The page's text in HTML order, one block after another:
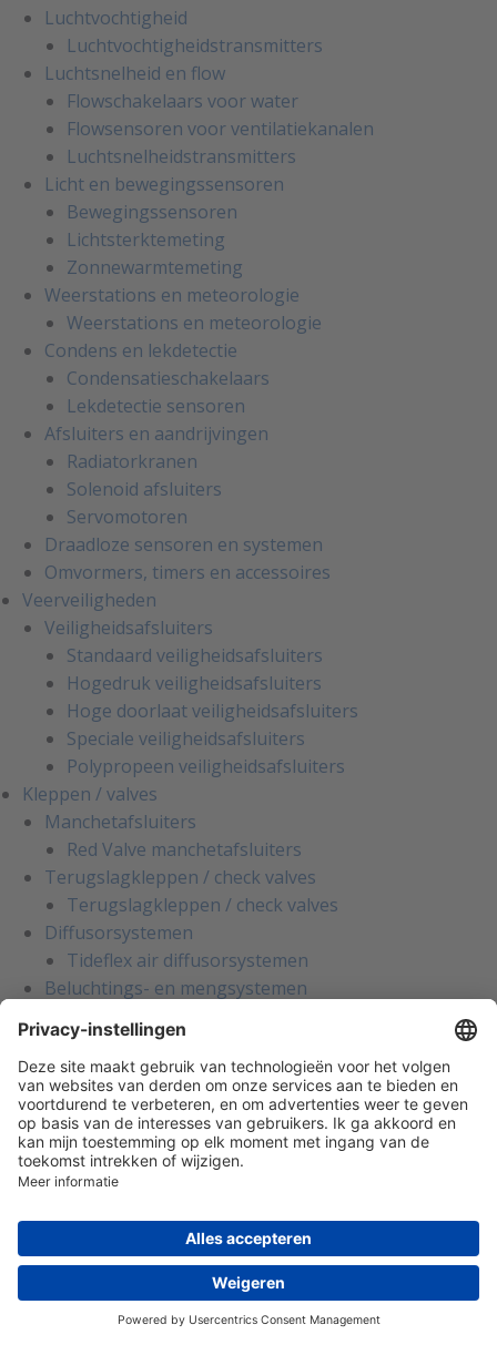
Luchtvochtigheid
Luchtvochtigheidstransmitters
Luchtsnelheid en flow
Flowschakelaars voor water
Flowsensoren voor ventilatiekanalen
Luchtsnelheidstransmitters
Licht en bewegingssensoren
Bewegingssensoren
Lichtsterktemeting
Zonnewarmtemeting
Weerstations en meteorologie
Weerstations en meteorologie
Condens en lekdetectie
Condensatieschakelaars
Lekdetectie sensoren
Afsluiters en aandrijvingen
Radiatorkranen
Solenoid afsluiters
Servomotoren
Draadloze sensoren en systemen
Omvormers, timers en accessoires
Veerveiligheden
Veiligheidsafsluiters
Standaard veiligheidsafsluiters
Hogedruk veiligheidsafsluiters
Hoge doorlaat veiligheidsafsluiters
Speciale veiligheidsafsluiters
Polypropeen veiligheidsafsluiters
Kleppen / valves
Manchetafsluiters
Red Valve manchetafsluiters
Terugslagkleppen / check valves
Terugslagkleppen / check valves
Diffusorsystemen
Tideflex air diffusorsystemen
Beluchtings- en mengsystemen
Beademingskleppen
Beademingskleppen, mangaten,
noodonluchtinsdeksels en vacuümtankafsluiters
Vlamdovers
(Inline) vlamdovers
Dataregistratie
Farmaceutische industrie
Ziekenhuizen en privéklinieken
Voedingsmiddelenindustrie